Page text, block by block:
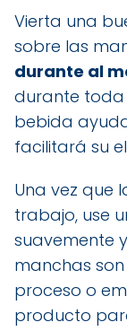
Vierta una
sobre las
durante al
durante toda
bebida
facilitará su
Una vez que
trabajo, use
suavemente
manchas
proceso o
producto